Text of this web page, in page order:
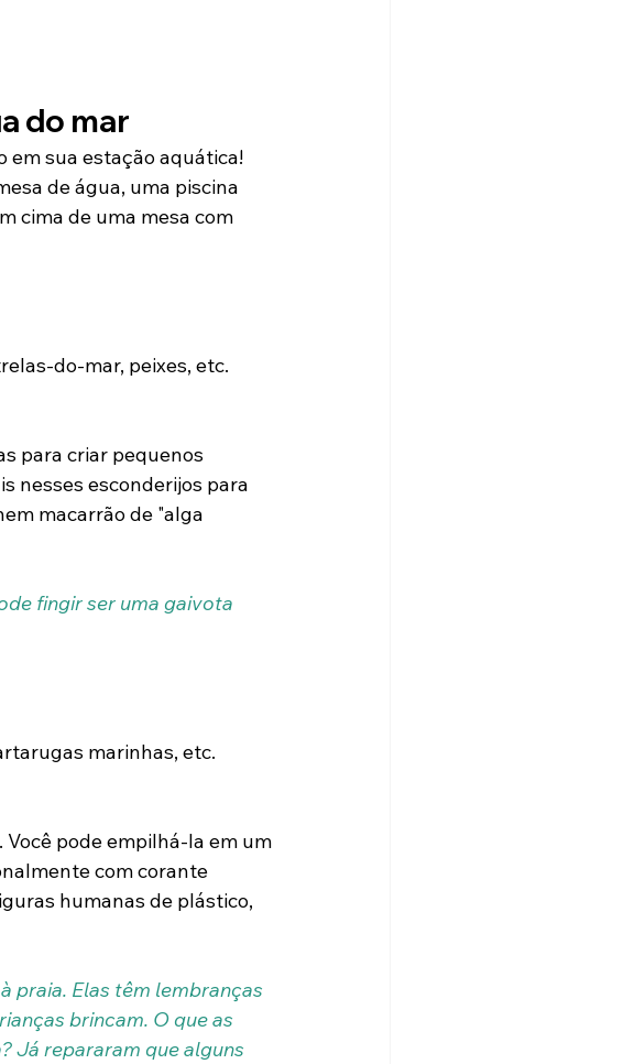
do mar
em sua estação aquática!
de água, uma piscina
cima de uma mesa com
do-mar, peixes, etc.
para criar pequenos
nesses esconderijos para
macarrão de "alga
fingir ser uma gaivota
marinhas, etc.
pode empilhá-la em um
com corante
humanas de plástico,
praia. Elas têm lembranças
brincam. O que as
Já repararam que alguns